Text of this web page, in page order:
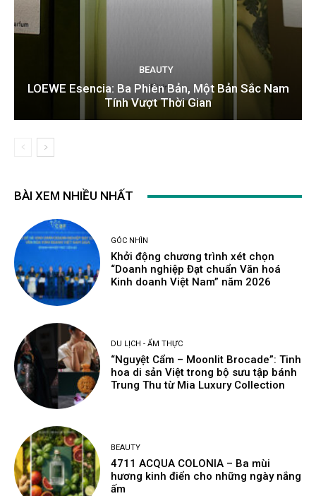
BEAUTY
LOEWE Esencia: Ba Phiên Bản, Một Bản Sắc Nam
Tính Vượt Thời Gian
BÀI XEM NHIỀU NHẤT
GÓC NHÌN
Khởi động chương trình xét chọn
“Doanh nghiệp Đạt chuẩn Văn hoá
Kinh doanh Việt Nam” năm 2026
DU LỊCH - ẨM THỰC
“Nguyệt Cẩm – Moonlit Brocade”: Tinh
hoa di sản Việt trong bộ sưu tập bánh
Trung Thu từ Mia Luxury Collection
BEAUTY
4711 ACQUA COLONIA – Ba mùi
hương kinh điển cho những ngày nắng
ấm